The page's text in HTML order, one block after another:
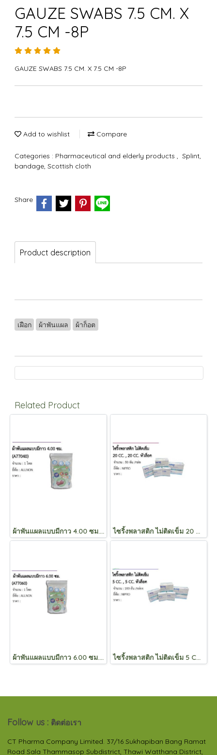
GAUZE SWABS 7.5 CM. X
7.5 CM -8P
GAUZE SWABS 7.5 CM. X 7.5 CM -8P
Add to wishlist Compare
Categories : Pharmaceutical and elderly products , Splint,
bandage, Scottish cloth
Share
Product description
เฝือก ผ้าพันแผล ผ้าก็อต
Related Product
ผ้าพันแผลแบบมีกาว 4.00 ซม. (A77040) ไซริ้งพลาสติก ไม่ติดเข็ม 20 CC. , 20 CC. หัวล็อค
ผ้าพันแผลแบบมีกาว 6.00 ซม. (A77060) ไซริ้งพลาสติก ไม่ติดเข็ม 5 CC. , 5 CC. หัวล็อค
Follow us : ติดต่อเรา
CT Pharma Company Limited. 37/16 Sukhapiban Bang Ramat
Road Sala Thammasop Subdistrict, Thawi Watthana District,